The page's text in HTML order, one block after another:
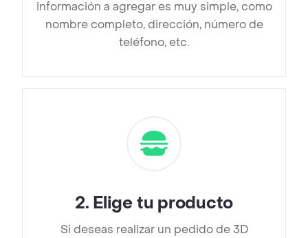
información a agregar es muy simple, como
nombre completo, dirección, número de
teléfono, etc.
2. Elige tu producto
Si deseas realizar un pedido de 3D